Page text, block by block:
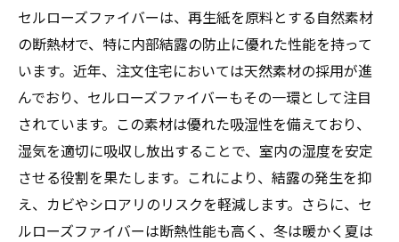
セルローズファイバーは、再生紙を原料とする自然素材
の断熱材で、特に内部結露の防止に優れた性能を持って
います。近年、注文住宅においては天然素材の採用が進
んでおり、セルローズファイバーもその一環として注目
されています。この素材は優れた吸湿性を備えており、
湿気を適切に吸収し放出することで、室内の湿度を安定
させる役割を果たします。これにより、結露の発生を抑
え、カビやシロアリのリスクを軽減します。さらに、セ
ルローズファイバーは断熱性能も高く、冬は暖かく夏は